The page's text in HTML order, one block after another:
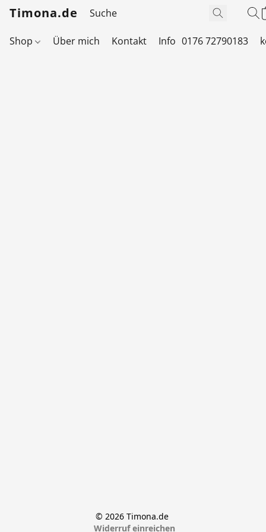
Timona.de
Shop Über mich Kontakt Info 0176 72790183
© 2026 Timona.de
Widerruf einreichen